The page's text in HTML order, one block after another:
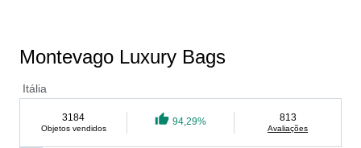
Montevago Luxury Bags
Itália
3184
Objetos vendidos
94,29% 813
Avaliações